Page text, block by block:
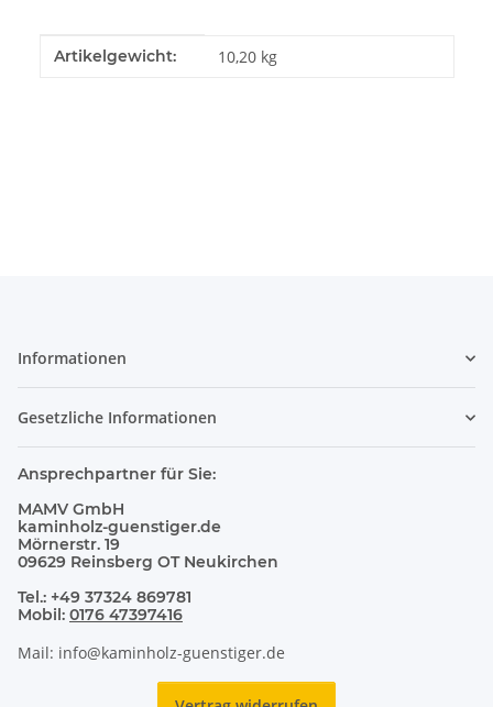
Produkteigenschaft
Wert
Artikelgewicht: 10,20 kg
Informationen
Gesetzliche Informationen
Ansprechpartner für Sie:
MAMV GmbH
kaminholz-guenstiger.de
Mörnerstr. 19
09629 Reinsberg OT Neukirchen
Tel.: +49 37324 869781
Mobil: 0176 47397416
Mail: info@kaminholz-guenstiger.de